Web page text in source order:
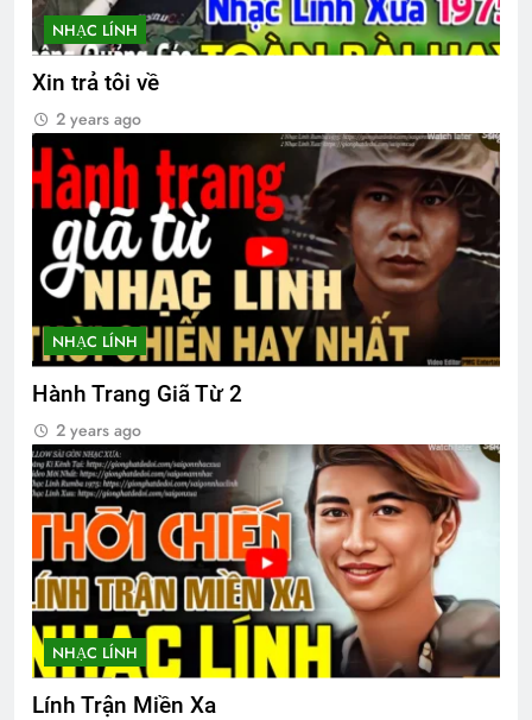
CTBCTY Tập IV chương 38
3 Years Ago
Phóng sự Ấp Bắc 1963
2 Years Ago
Gái Xuân
2 Years Ago
3 Months Ago
CSVSQ Trần Trung Hiếu K23
2 Years Ago
UỐNG RƯỢU MỘT MÌNH (Lý Bạch)
3 Years Ago
NHẠC LÍNH
Xin trả tôi về
2 years ago
NHẠC LÍNH
Hành Trang Giã Từ 2
2 years ago
NHẠC LÍNH
Lính Trận Miền Xa